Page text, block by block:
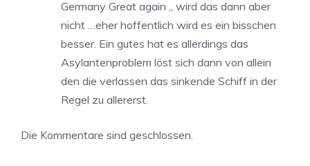
Germany Great again „ wird das dann aber
nicht …eher hoffentlich wird es ein bisschen
besser. Ein gutes hat es allerdings das
Asylantenproblem löst sich dann von allein
den die verlassen das sinkende Schiff in der
Regel zu allererst.
Die Kommentare sind geschlossen.